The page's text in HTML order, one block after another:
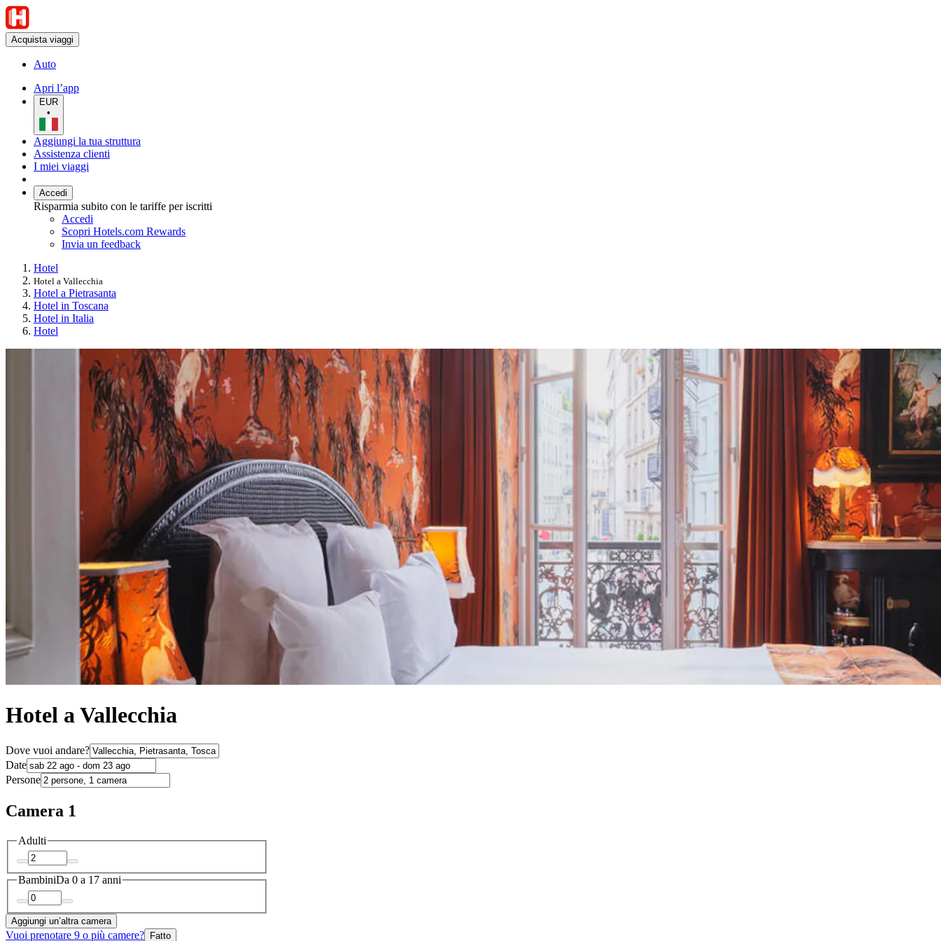
Acquista viaggi
Auto
Apri l’app
EUR
•
Aggiungi la tua struttura
Assistenza clienti
I miei viaggi
Accedi
Risparmia subito con le tariffe per iscritti
Accedi
Scopri Hotels.com Rewards
Invia un feedback
Hotel
Hotel a Vallecchia
Hotel a Pietrasanta
Hotel in Toscana
Hotel in Italia
Hotel
Hotel a Vallecchia
Dove vuoi andare?
Date
Persone
Camera 1
Adulti
BambiniDa 0 a 17 anni
Aggiungi un’altra camera
Vuoi prenotare 9 o più camere? Fatto